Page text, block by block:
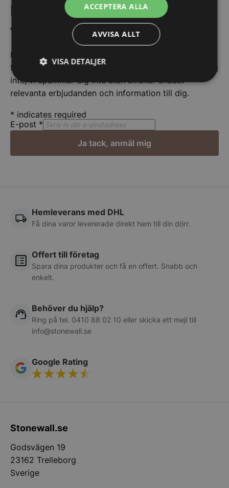
Få de bästa erbjudandena
först!
Kom ihåg att anmäla dig till vårt nyhetsbrev och vara
först med att få de bästa erbjudandena. Och oroa dig
inte, vi spammar dig inte utan skickar endast
relevanta erbjudanden och information till dig.
* indicates required
E-post *
Ja tack, anmäl mig
Hemleverans med DHL
Få dina varor levererade direkt hem till din dörr.
Offert till företag
Spara dina produkter och få en offert. Snabb och
enkelt.
Behöver du hjälp?
Ring på tel. 0410 88 02 10 eller skicka ett mejl till
info@stonewall.se
Google Rating
Stonewall.se
Godsvägen 19
23162 Trelleborg
Sverige
ACCEPTERA ALLA
AVVISA ALLT
VISA DETALJER
Strikt
nödvändigt
Prestanda Inriktning
Funktioner Oklassificerade
Funktioner
Oklassificerade
och kontohantering. Webbplatsen kan inte
användas ordentligt utan strikt nödvändiga cookies.
Namn
PHPSESSID
Privacy Policy